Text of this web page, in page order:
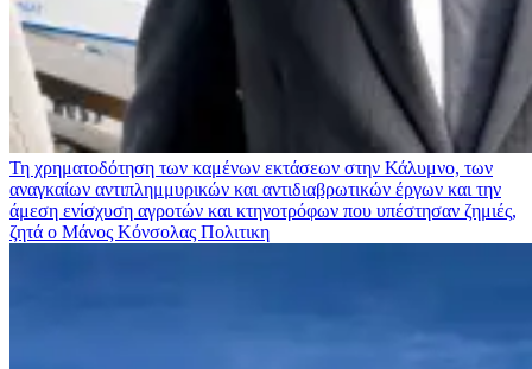
Τη χρηματοδότηση των καμένων εκτάσεων στην Κάλυμνο, των
αναγκαίων αντιπλημμυρικών και αντιδιαβρωτικών έργων και την
άμεση ενίσχυση αγροτών και κτηνοτρόφων που υπέστησαν ζημιές,
ζητά ο Μάνος Κόνσολας Πολιτικη